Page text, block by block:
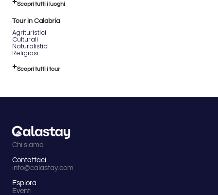
Scopri tutti i luoghi
Tour in Calabria
Agrituristici
Culturali
Naturalistici
Religiosi
Scopri tutti i tour
Chi siamo
Contattaci
info@calastay.com
Esplora
Eventi